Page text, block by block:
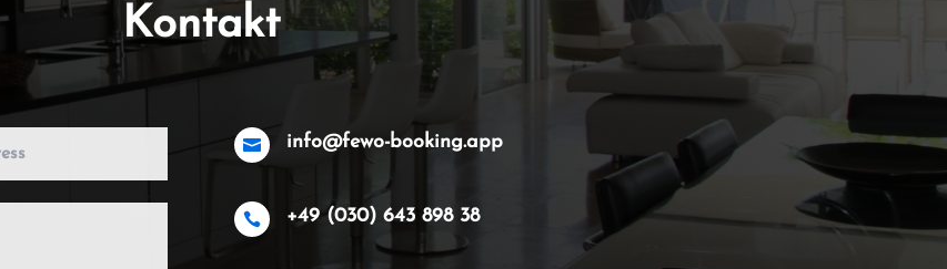
Kontakt
 info@fewo-booking.app
 +49 (030) 643 898 38